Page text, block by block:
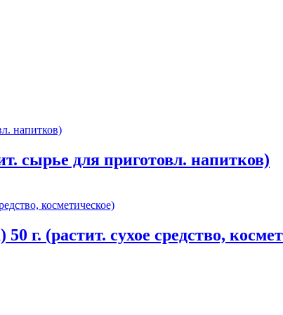
сырье для приготовл. напитков)
г. (растит. сухое средство,